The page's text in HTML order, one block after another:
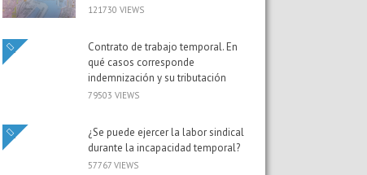
121730 VIEWS
Contrato de trabajo temporal. En
qué casos corresponde
indemnización y su tributación
79503 VIEWS
¿Se puede ejercer la labor sindical
durante la incapacidad temporal?
57767 VIEWS